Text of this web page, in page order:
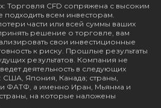
Торговля CFD сопряжена с высоким
всем инвесторам.
части или всей суммы ваших
решение о торговле, вам
свои инвестиционные
к риску. Прошлые результаты
результатов. Компания не
деятельность в следующих
США, Япония, Канада; страны,
ФАТФ, а именно Иран, Мьянма и
на которые наложены